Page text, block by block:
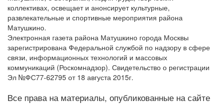
коллективах, освещает и анонсирует культурные,
развлекательные и спортивные мероприятия района
Матушкино.
Электронная газета района Матушкино города Москвы
зарегистрирована Федеральной службой по надзору в сфере
связи, информационных технологий и массовых
коммуникаций (Роскомнадзор). Свидетельство о регистрации
Эл №ФС77-62795 от 18 августа 2015г.
Все права на материалы, опубликованные на сайте